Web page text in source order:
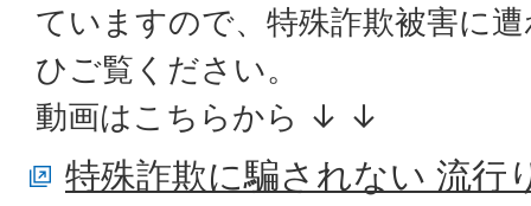
ていますので、特殊詐欺被害に
ひご覧ください。
動画はこちらから ↓ ↓
特殊詐欺に騙されない 流行